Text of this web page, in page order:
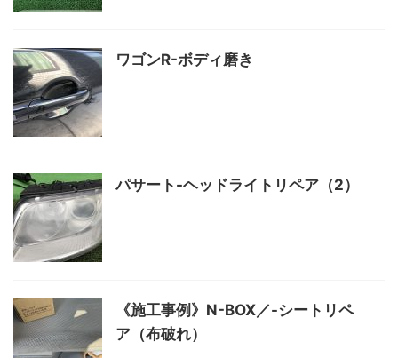
ワゴンR-ボディ磨き
パサート-ヘッドライトリペア（2）
《施工事例》N-BOX／-シートリペ
ア（布破れ）